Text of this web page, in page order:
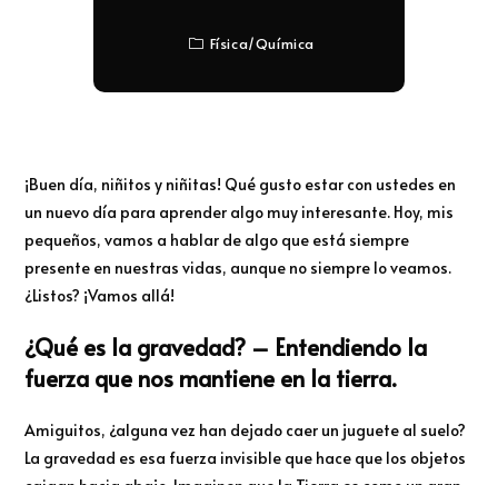
Física/Química
¡Buen día, niñitos y niñitas! Qué gusto estar con ustedes en
un nuevo día para aprender algo muy interesante. Hoy, mis
pequeños, vamos a hablar de algo que está siempre
presente en nuestras vidas, aunque no siempre lo veamos.
¿Listos? ¡Vamos allá!
¿Qué es la gravedad? – Entendiendo la
fuerza que nos mantiene en la tierra.
Amiguitos, ¿alguna vez han dejado caer un juguete al suelo?
La gravedad es esa fuerza invisible que hace que los objetos